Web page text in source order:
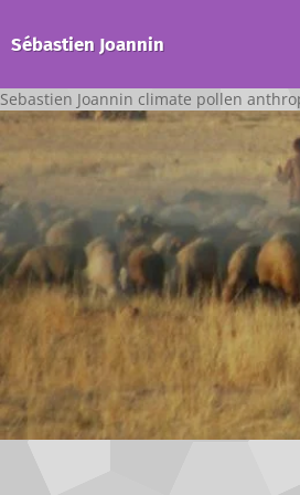
Sebastien Joannin climate pollen
Sébastien Joannin